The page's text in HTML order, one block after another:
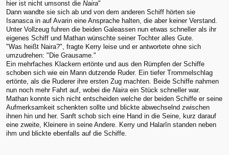
hier ist nicht umsonst die Naira"
Dann wandte sie sich ab und von dem anderen Schiff hörten sie
Isanasca in auf Avarin eine Ansprache halten, die aber keiner Verstand.
Unter Vollzeug fuhren die beiden Galeassen nun etwas schneller als ihr
eigenes Schiff und Mathan wünschte seiner Tochter alles Gute.
"Was heißt Naira?", fragte Kerry leise und er antwortete ohne sich
umzudrehen: "Die Grausame."
Ein mehrfaches Klackern ertönte und aus den Rümpfen der Schiffe
schoben sich wie ein Mann dutzende Ruder. Ein tiefer Trommelschlag
ertönte, als die Ruderer ihre ersten Zug machten. Beide Schiffe nahmen
nun noch mehr Fahrt auf, wobei die Naira ein Stück schneller war.
Mathan konnte sich nicht entscheiden welche der beiden Schiffe er seine
Aufmerksamkeit schenkten sollte und blickte abwechselnd zwischen
ihnen hin und her. Sanft schob sich eine Hand in die Seine, kurz darauf
eine zweite, Kleinere in seine Andere. Kerry und Halarîn standen neben
ihm und blickte ebenfalls auf die Schiffe.